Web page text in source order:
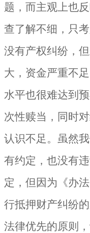
题，而主观上也
查了解不细，只
没有产权纠纷，
大，资金严重不
水平也很难达到
次性赎当，同时
认识不足。虽然
有约定，也没有
定，但因为《办
行抵押财产纠纷
法律优先的原则